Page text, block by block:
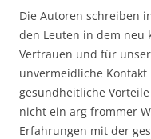
Die Autoren schreiben
den Leuten in dem
Vertrauen und für
unvermeidliche
gesundheitliche
nicht ein arg frommer
Erfahrungen mit der